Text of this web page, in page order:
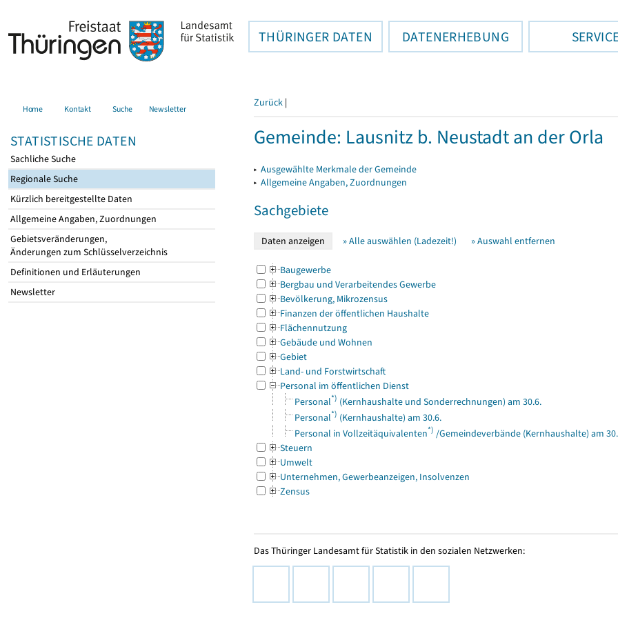
THÜRINGER DATEN DATENERHEBUNG
Home Kontakt Suche Newsletter
STATISTISCHE DATEN
Sachliche Suche
Regionale Suche
Kürzlich bereitgestellte Daten
Allgemeine Angaben, Zuordnungen
Gebietsveränderungen,
Änderungen zum Schlüsselverzeichnis
Definitionen und Erläuterungen
Newsletter
Zurück |
Gemeinde: Lausnitz b. Neustadt an der Orla
▸ Ausgewählte Merkmale der Gemeinde
▸ Allgemeine Angaben, Zuordnungen
Sachgebiete
» Alle auswählen (Ladezeit!) » Auswahl entfernen
Baugewerbe
Bergbau und Verarbeitendes Gewerbe
Bevölkerung, Mikrozensus
Finanzen der öffentlichen Haushalte
Flächennutzung
Gebäude und Wohnen
Gebiet
Land- und Forstwirtschaft
Personal im öffentlichen Dienst
Personal*) (Kernhaushalte und Sonderrechnungen) am 30.6.
Personal*) (Kernhaushalte) am 30.6.
Personal in Vollzeitäquivalenten*) /Gemeindeverbände (Kernhaushalte) am
Steuern
Umwelt
Unternehmen, Gewerbeanzeigen, Insolvenzen
Zensus
Das Thüringer Landesamt für Statistik in den sozialen Netzwerken: